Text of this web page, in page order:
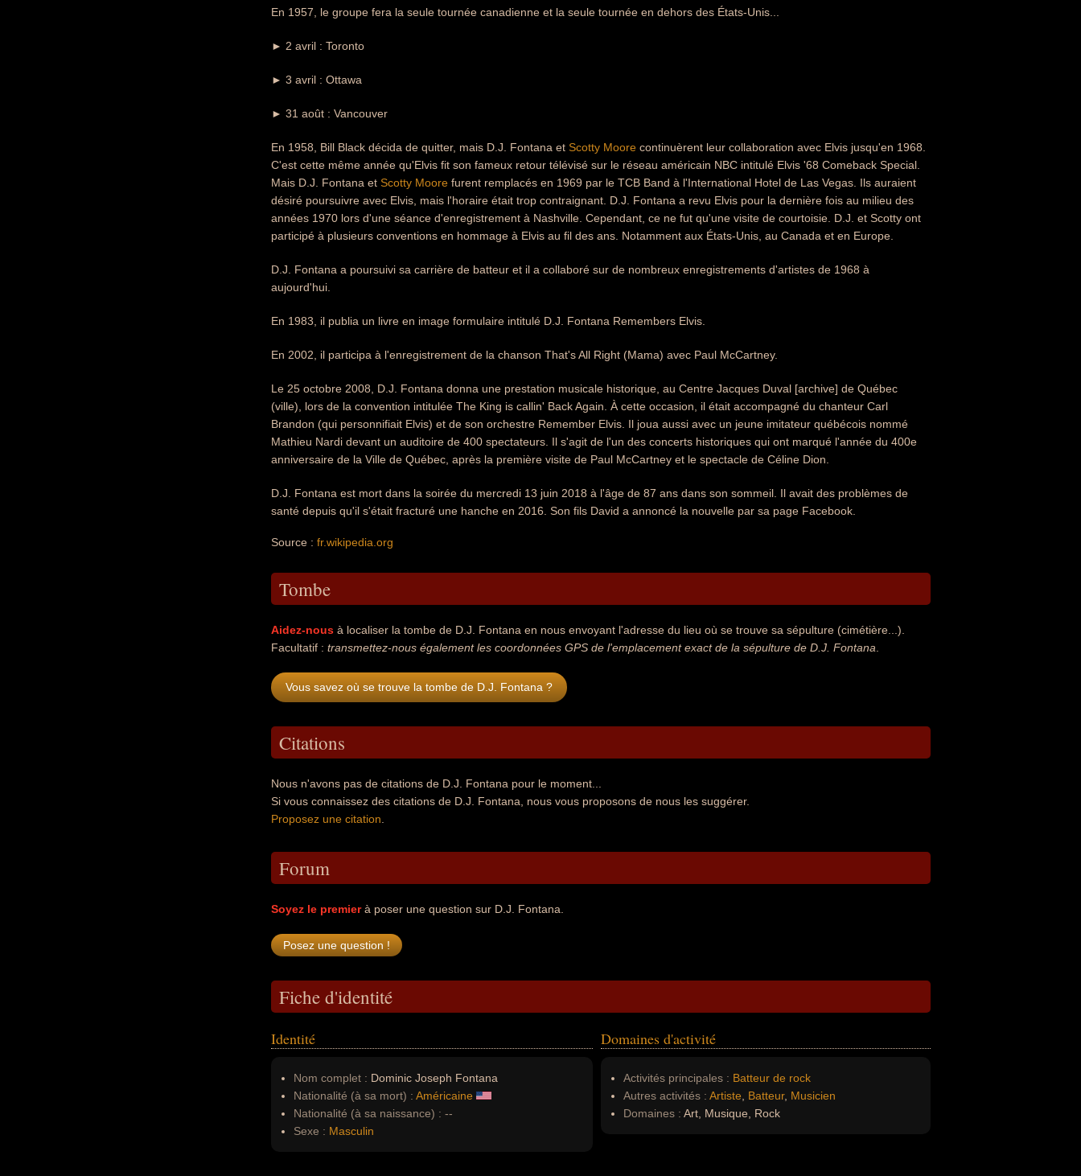
En 1957, le groupe fera la seule tournée canadienne et la seule tournée en dehors des États-Unis...
► 2 avril : Toronto
► 3 avril : Ottawa
► 31 août : Vancouver
En 1958, Bill Black décida de quitter, mais D.J. Fontana et Scotty Moore continuèrent leur collaboration avec Elvis jusqu'en 1968.
C'est cette même année qu'Elvis fit son fameux retour télévisé sur le réseau américain NBC intitulé Elvis '68 Comeback Special.
Mais D.J. Fontana et Scotty Moore furent remplacés en 1969 par le TCB Band à l'International Hotel de Las Vegas. Ils auraient
désiré poursuivre avec Elvis, mais l'horaire était trop contraignant. D.J. Fontana a revu Elvis pour la dernière fois au milieu des
années 1970 lors d'une séance d'enregistrement à Nashville. Cependant, ce ne fut qu'une visite de courtoisie. D.J. et Scotty ont
participé à plusieurs conventions en hommage à Elvis au fil des ans. Notamment aux États-Unis, au Canada et en Europe.
D.J. Fontana a poursuivi sa carrière de batteur et il a collaboré sur de nombreux enregistrements d'artistes de 1968 à
aujourd'hui.
En 1983, il publia un livre en image formulaire intitulé D.J. Fontana Remembers Elvis.
En 2002, il participa à l'enregistrement de la chanson That's All Right (Mama) avec Paul McCartney.
Le 25 octobre 2008, D.J. Fontana donna une prestation musicale historique, au Centre Jacques Duval [archive] de Québec
(ville), lors de la convention intitulée The King is callin' Back Again. À cette occasion, il était accompagné du chanteur Carl
Brandon (qui personnifiait Elvis) et de son orchestre Remember Elvis. Il joua aussi avec un jeune imitateur québécois nommé
Mathieu Nardi devant un auditoire de 400 spectateurs. Il s'agit de l'un des concerts historiques qui ont marqué l'année du 400e
anniversaire de la Ville de Québec, après la première visite de Paul McCartney et le spectacle de Céline Dion.
D.J. Fontana est mort dans la soirée du mercredi 13 juin 2018 à l'âge de 87 ans dans son sommeil. Il avait des problèmes de
santé depuis qu'il s'était fracturé une hanche en 2016. Son fils David a annoncé la nouvelle par sa page Facebook.
Source : fr.wikipedia.org
Tombe
Aidez-nous à localiser la tombe de D.J. Fontana en nous envoyant l'adresse du lieu où se trouve sa sépulture (cimétière...).
Facultatif : transmettez-nous également les coordonnées GPS de l'emplacement exact de la sépulture de D.J. Fontana
Vous savez où se trouve la tombe de D.J. Fontana ?
Citations
Nous n'avons pas de citations de D.J. Fontana pour le moment...
Si vous connaissez des citations de D.J. Fontana, nous vous proposons de nous les suggérer.
Proposez une citation
Forum
Soyez le premierà poser une question sur D.J. Fontana.
Fiche d'identité
Identité
Nom complet : Dominic Joseph Fontana
Nationalité (à sa mort) : Américaine
Nationalité (à sa naissance) : --
Sexe : Masculin
Domaines d'activité
Activités principales : Batteur de rock
Autres activités : Artiste Batteur, Musicien
Domaines : Art, Musique, Rock